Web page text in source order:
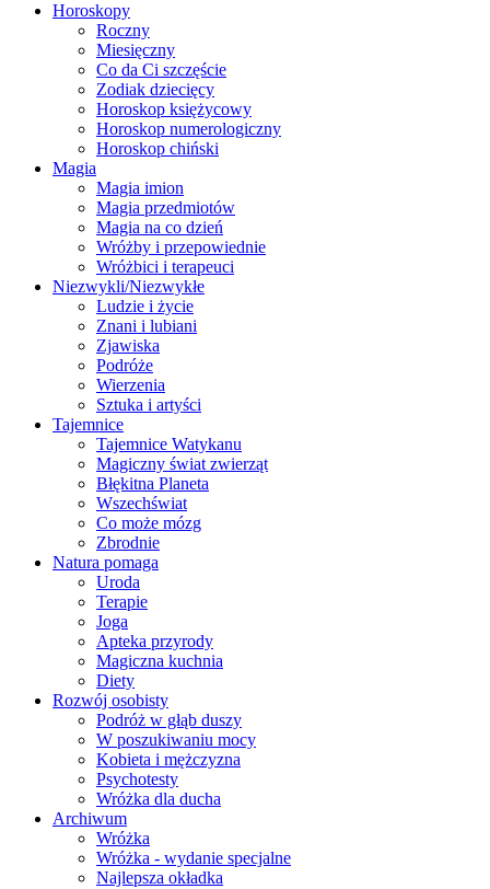
Horoskopy
Roczny
Miesięczny
Co da Ci szczęście
Zodiak dziecięcy
Horoskop księżycowy
Horoskop numerologiczny
Horoskop chiński
Magia
Magia imion
Magia przedmiotów
Magia na co dzień
Wróżby i przepowiednie
Wróżbici i terapeuci
Niezwykli/Niezwykłe
Ludzie i życie
Znani i lubiani
Zjawiska
Podróże
Wierzenia
Sztuka i artyści
Tajemnice
Tajemnice Watykanu
Magiczny świat zwierząt
Błękitna Planeta
Wszechświat
Co może mózg
Zbrodnie
Natura pomaga
Uroda
Terapie
Joga
Apteka przyrody
Magiczna kuchnia
Diety
Rozwój osobisty
Podróż w głąb duszy
W poszukiwaniu mocy
Kobieta i mężczyzna
Psychotesty
Wróżka dla ducha
Archiwum
Wróżka
Wróżka - wydanie specjalne
Najlepsza okładka